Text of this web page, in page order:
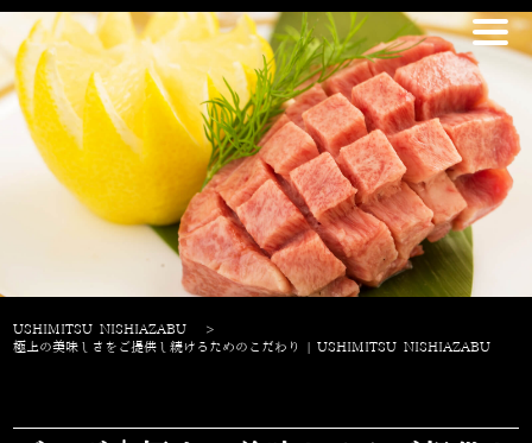
USHIMITSU NISHIAZABU
>
極上の美味しさをご提供し続けるためのこだわり | USHIMITSU NISHIAZABU